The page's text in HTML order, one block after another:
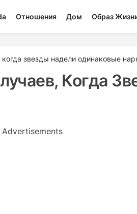
Отношения Дом Образ
звезды надели одинаковые
Когда
Advertisements